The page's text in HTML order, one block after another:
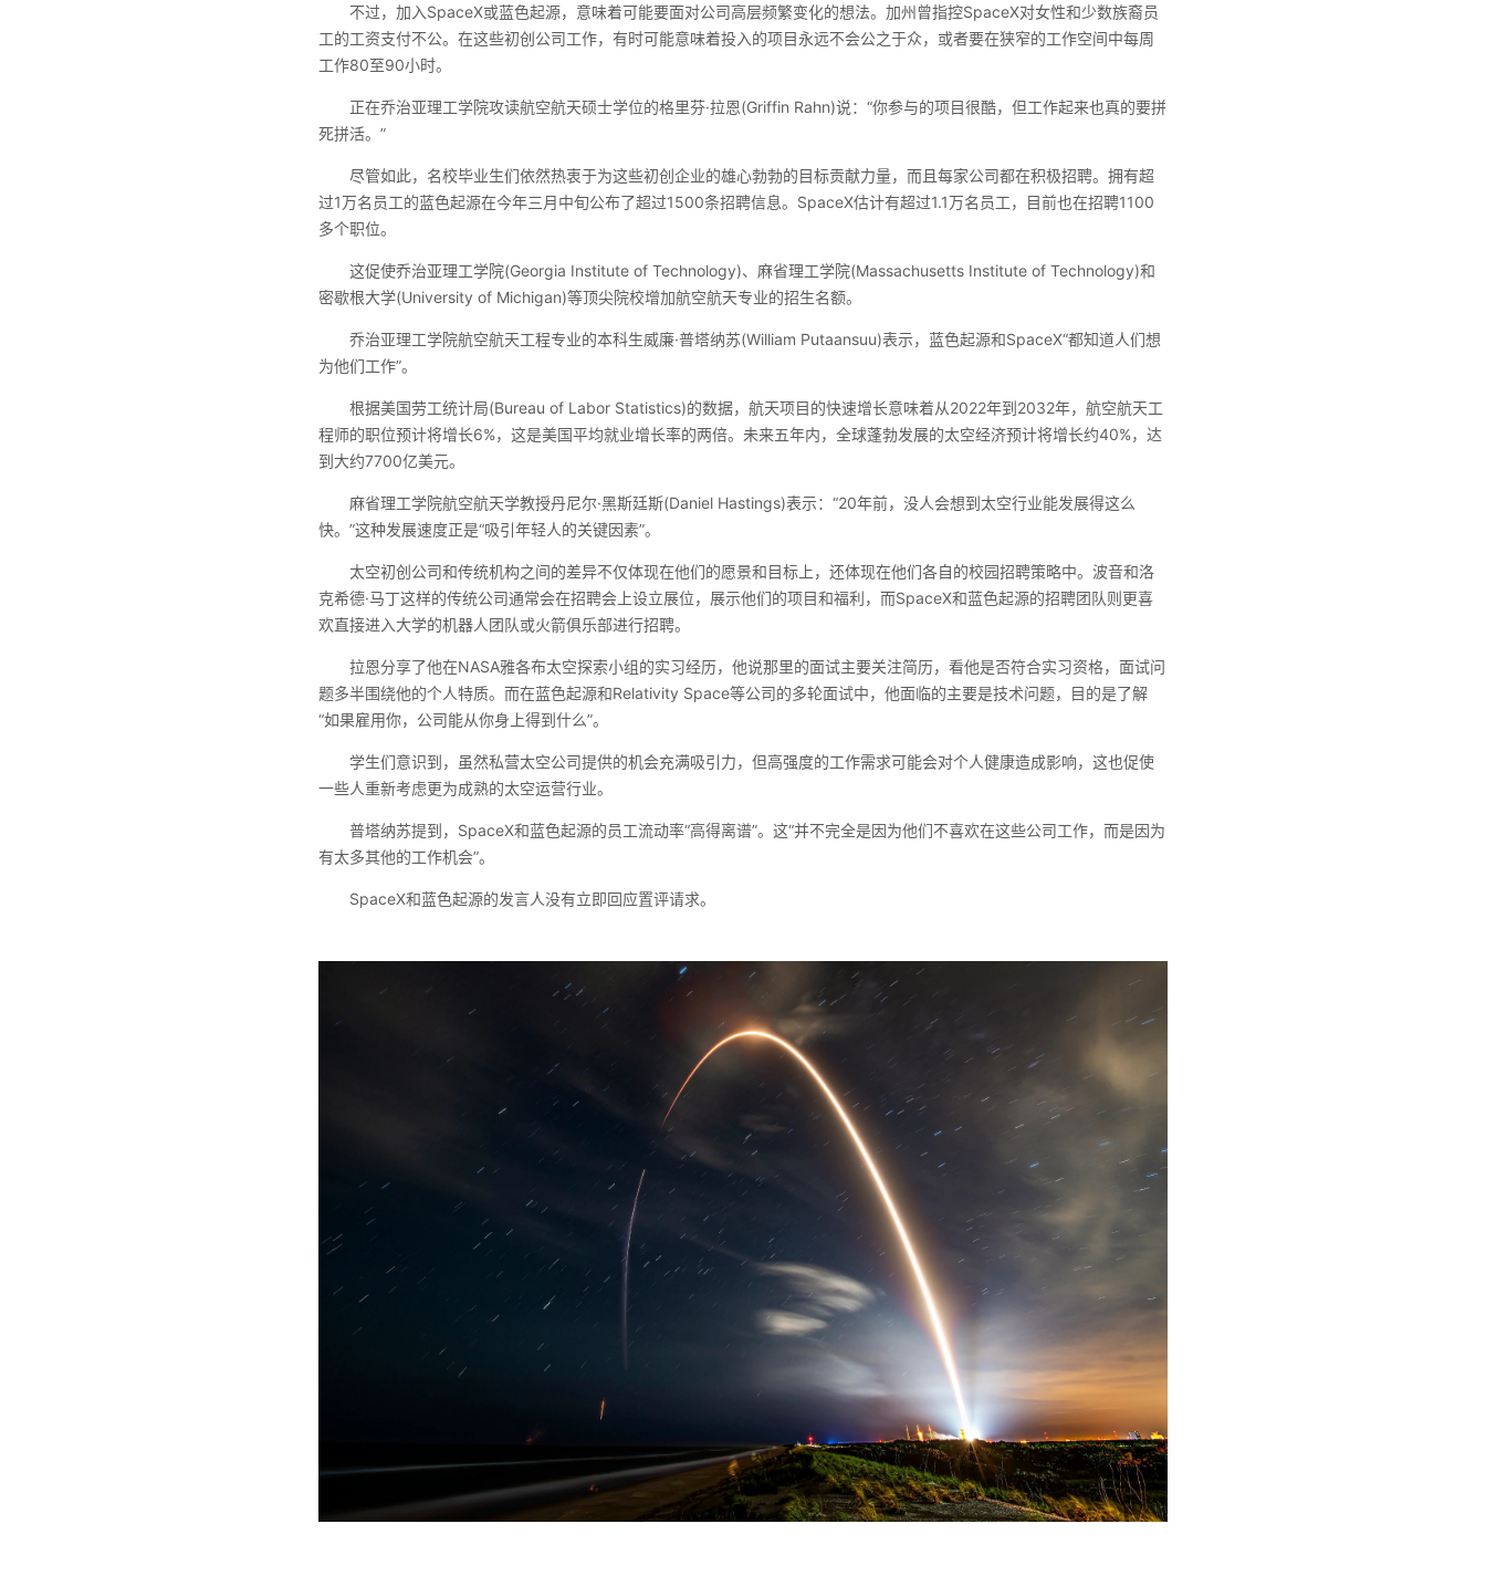
不过，加入SpaceX或蓝色起源，意味着可能要面对公司高层频繁变化的想法。加州曾指控SpaceX对女性和少数族裔员
工的工资支付不公。在这些初创公司工作，有时可能意味着投入的项目永远不会公之于众，或者要在狭窄的工作空间中每周
工作80至90小时。
正在乔治亚理工学院攻读航空航天硕士学位的格里芬·拉恩(Griffin Rahn)说：“你参与的项目很酷，但工作起来也真的要拼
死拼活。”
尽管如此，名校毕业生们依然热衷于为这些初创企业的雄心勃勃的目标贡献力量，而且每家公司都在积极招聘。拥有超
过1万名员工的蓝色起源在今年三月中旬公布了超过1500条招聘信息。SpaceX估计有超过1.1万名员工，目前也在招聘1100
多个职位。
这促使乔治亚理工学院(Georgia Institute of Technology)、麻省理工学院(Massachusetts Institute of Technology)和
密歇根大学(University of Michigan)等顶尖院校增加航空航天专业的招生名额。
乔治亚理工学院航空航天工程专业的本科生威廉·普塔纳苏(William Putaansuu)表示，蓝色起源和SpaceX“都知道人们想
为他们工作”。
根据美国劳工统计局(Bureau of Labor Statistics)的数据，航天项目的快速增长意味着从2022年到2032年，航空航天工
程师的职位预计将增长6%，这是美国平均就业增长率的两倍。未来五年内，全球蓬勃发展的太空经济预计将增长约40%，达
到大约7700亿美元。
麻省理工学院航空航天学教授丹尼尔·黑斯廷斯(Daniel Hastings)表示：“20年前，没人会想到太空行业能发展得这么
快。”这种发展速度正是“吸引年轻人的关键因素”。
太空初创公司和传统机构之间的差异不仅体现在他们的愿景和目标上，还体现在他们各自的校园招聘策略中。波音和洛
克希德·马丁这样的传统公司通常会在招聘会上设立展位，展示他们的项目和福利，而SpaceX和蓝色起源的招聘团队则更喜
欢直接进入大学的机器人团队或火箭俱乐部进行招聘。
拉恩分享了他在NASA雅各布太空探索小组的实习经历，他说那里的面试主要关注简历，看他是否符合实习资格，面试问
题多半围绕他的个人特质。而在蓝色起源和Relativity Space等公司的多轮面试中，他面临的主要是技术问题，目的是了解
“如果雇用你，公司能从你身上得到什么”。
学生们意识到，虽然私营太空公司提供的机会充满吸引力，但高强度的工作需求可能会对个人健康造成影响，这也促使
一些人重新考虑更为成熟的太空运营行业。
普塔纳苏提到，SpaceX和蓝色起源的员工流动率“高得离谱”。这“并不完全是因为他们不喜欢在这些公司工作，而是因为
有太多其他的工作机会”。
SpaceX和蓝色起源的发言人没有立即回应置评请求。